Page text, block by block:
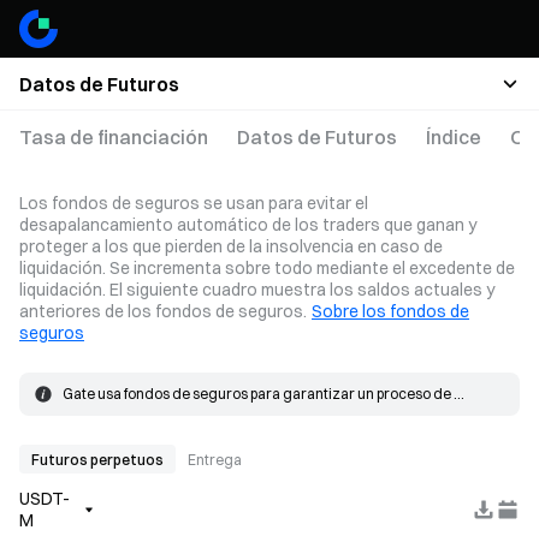
Datos de Futuros
Tasa de financiación Datos de Futuros Índice
Los fondos de seguros se usan para evitar el
desapalancamiento automático de los traders que ganan y
proteger a los que pierden de la insolvencia en caso de
liquidación. Se incrementa sobre todo mediante el excedente de
liquidación. El siguiente cuadro muestra los saldos actuales y
anteriores de los fondos de seguros. Sobre los fondos de
seguros
Gate usa fondos de seguros para garantizar un proceso de
pérdida.
orden se pone al precio de insolvencia y se iguala en el mercado. Si
el excedente resultante se destina a los fondos de seguros.
Futuros perpetuos Entrega
USDT-
M